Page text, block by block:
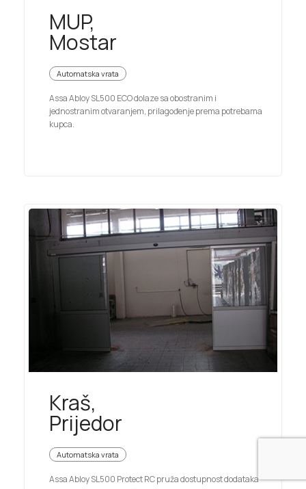
MUP,
Mostar
Automatska vrata
Assa Abloy SL500 ECO dolaze sa obostranim i
jednostranim otvaranjem, prilagođenje prema potrebama
kupca.
Kraš,
Prijedor
Automatska vrata
Assa Abloy SL500 Protect RC pruža dostupnost dodataka